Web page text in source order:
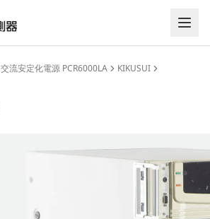
交流安定化電源 PCR6000LA
KIKUSUI